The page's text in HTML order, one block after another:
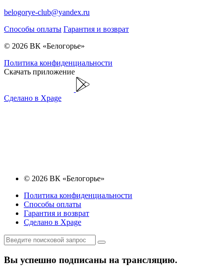
belogorye-club@yandex.ru
Способы оплаты Гарантия и возврат
© 2026 ВК «Белогорье»
Политика конфиденциальности
Скачать приложение
Сделано в Xpage
© 2026 ВК «Белогорье»
Политика конфиденциальности
Способы оплаты
Гарантия и возврат
Сделано в Xpage
Вы успешно подписаны на трансляцию.